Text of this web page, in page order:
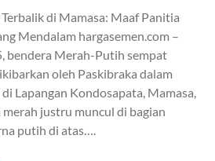
di Mamasa: Maaf Panitia
Mendalam hargasemen.com –
bendera Merah-Putih sempat
oleh Paskibraka dalam
Lapangan Kondosapata, Mamasa,
merah justru muncul di bagian
putih di atas….